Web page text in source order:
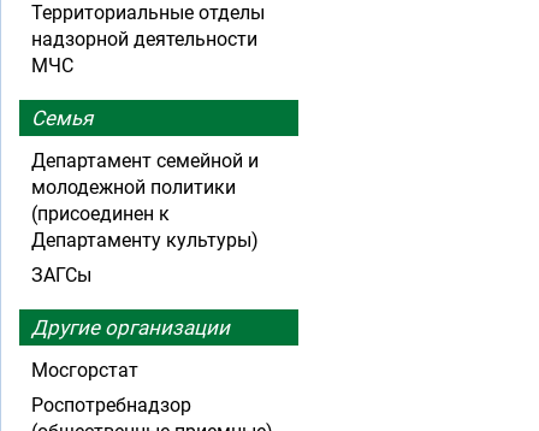
Территориальные отделы
надзорной деятельности
МЧС
Семья
Департамент семейной и
молодежной политики
(присоединен к
Департаменту культуры)
ЗАГСы
Другие организации
Мосгорстат
Роспотребнадзор